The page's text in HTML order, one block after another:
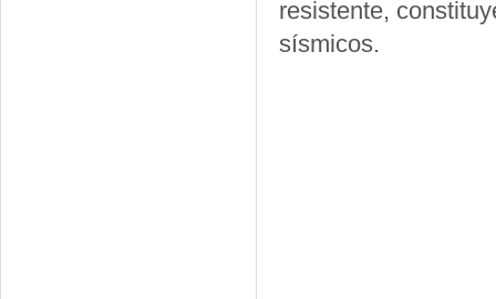
resistente,
sísmicos.